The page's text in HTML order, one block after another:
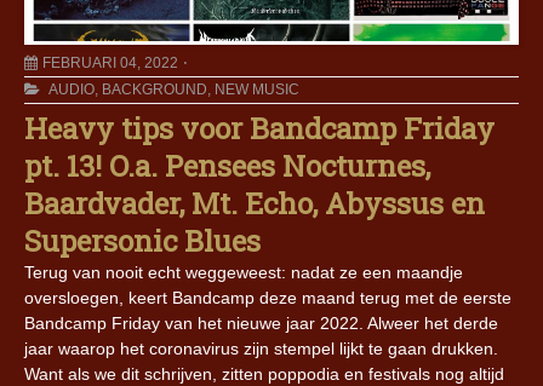
FEBRUARI 04, 2022
AUDIO, BACKGROUND, NEW MUSIC
Heavy tips voor Bandcamp Friday
pt. 13! O.a. Pensees Nocturnes,
Baardvader, Mt. Echo, Abyssus en
Supersonic Blues
Terug van nooit echt weggeweest: nadat ze een maandje
oversloegen, keert Bandcamp deze maand terug met de eerste
Bandcamp Friday van het nieuwe jaar 2022. Alweer het derde
jaar waarop het coronavirus zijn stempel lijkt te gaan drukken.
Want als we dit schrijven, zitten poppodia en festivals nog altijd